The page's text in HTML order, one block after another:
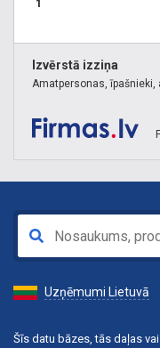
1
Izvērstā izziņa
Amatpersonas,
Uzņēmumi Lietuvā
Šīs datu bāzes, tās daļas